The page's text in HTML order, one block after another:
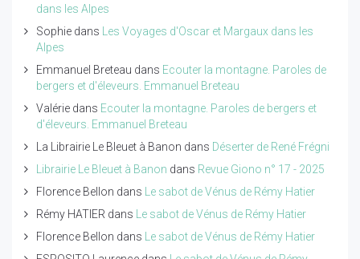
dans les Alpes
Sophie dans
Les Voyages d'Oscar et Margaux dans les
Alpes
Emmanuel Breteau dans Ecouter la montagne. Paroles de
bergers et d'éleveurs. Emmanuel Breteau
Valérie dans Ecouter la montagne. Paroles de bergers et
d'éleveurs. Emmanuel Breteau
La Librairie Le Bleuet à Banon dans Déserter de René Frégni
Librairie Le Bleuet à Banon dans Revue Giono n° 17 - 2025
Florence Bellon dans
Le sabot de Vénus de Rémy Hatier
Rémy HATIER dans
Le sabot de Vénus de Rémy Hatier
Florence Bellon dans
Le sabot de Vénus de Rémy Hatier